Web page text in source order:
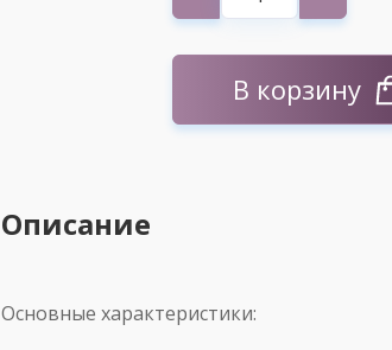
В корзину
Описание
Основные характеристики: